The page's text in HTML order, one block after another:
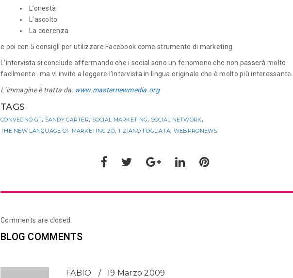
L’onestà
L’ascolto
La coerenza
e poi con 5 consigli per utilizzare Facebook come strumento di marketing.
L’intervista si conclude affermando che i social sono un fenomeno che non passerà molto
facilmente…ma vi invito a leggere l’intervista in lingua originale che è molto più interessante.
L’immagine è tratta da: www.masternewmedia.org
TAGS
CONVEGNO GT, SANDY CARTER, SOCIAL MARKETING, SOCIAL NETWORK,
THE NEW LANGUAGE OF MARKETING 2.0, TIZIANO FOGLIATA, WEBPRONEWS
Comments are closed.
BLOG COMMENTS
FABIO 19 Marzo 2009